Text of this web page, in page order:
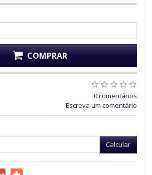
COMPRAR
0 comentários
Escreva um comentário
Calcular